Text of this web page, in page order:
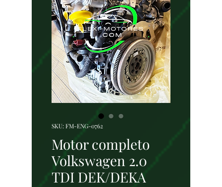
SKU: FM-ENG-0762
Motor completo
Volkswagen 2.0
TDI DEK/DEKA